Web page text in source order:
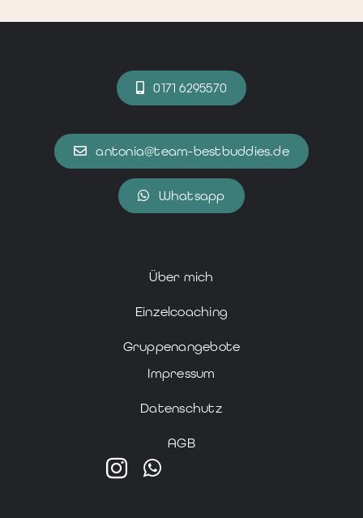
0171 6295570
antonia@team-bestbuddies.de
Whatsapp
Über mich
Einzelcoaching
Gruppenangebote
Impressum
Datenschutz
AGB